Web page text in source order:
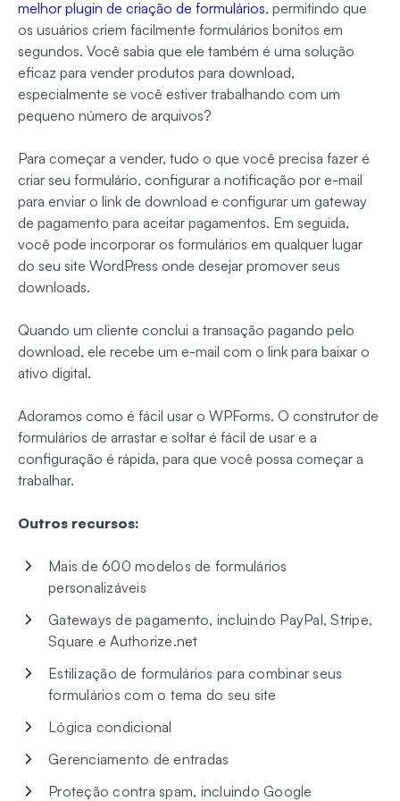
melhor plugin de criação de formulários, permitindo que
os usuários criem facilmente formulários bonitos em
segundos. Você sabia que ele também é uma solução
eficaz para vender produtos para download,
especialmente se você estiver trabalhando com um
pequeno número de arquivos?
Para começar a vender, tudo o que você precisa fazer é
criar seu formulário, configurar a notificação por e-mail
para enviar o link de download e configurar um gateway
de pagamento para aceitar pagamentos. Em seguida,
você pode incorporar os formulários em qualquer lugar
do seu site WordPress onde desejar promover seus
downloads.
Quando um cliente conclui a transação pagando pelo
download, ele recebe um e-mail com o link para baixar o
ativo digital.
Adoramos como é fácil usar o WPForms. O construtor de
formulários de arrastar e soltar é fácil de usar e a
configuração é rápida, para que você possa começar a
trabalhar.
Outros recursos:
Mais de 600 modelos de formulários
personalizáveis
Gateways de pagamento, incluindo PayPal, Stripe,
Square e Authorize.net
Estilização de formulários para combinar seus
formulários com o tema do seu site
Lógica condicional
Gerenciamento de entradas
Proteção contra spam, incluindo Google